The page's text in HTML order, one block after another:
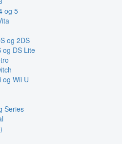
og 5
og 2DS
og DS Lite
og Wii U
Series